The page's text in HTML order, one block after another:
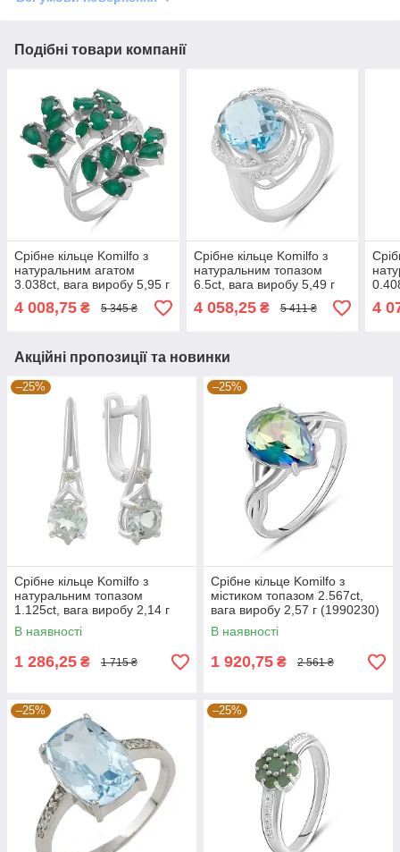
Подібні товари компанії
Срібне кільце Komilfo з
натуральним агатом
3.038ct, вага виробу 5,95 г
(2196204) 18 розмір 5.79,
17.5
4 008,75 ₴ 5 345 ₴
Срібне кільце Komilfo з
натуральним топазом
6.5ct, вага виробу 5,49 г
(2188193) 17 розмір
4 058,25₴ 5 411 ₴
17.5
4
Акційні пропозиції та новинки
–25%
Срібне кільце Komilfo з
натуральним топазом
1.125ct, вага виробу 2,14 г
(2179450) 18 розмір
В наявності
1 286,25 ₴ 1 715 ₴
–25%
Срібне кільце Komilfo з
містиком топазом 2.567ct,
вага виробу 2,57 г (1990230)
18 розмір 2.63, 17.5
В наявності
1 920,75 ₴ 2 561 ₴
–25% –25%